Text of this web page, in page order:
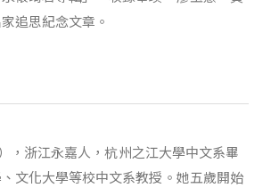
追思紀念文章。
，浙江永嘉人，杭州之江大學中文系畢
文化大學等校中文系教授。她五歲開始